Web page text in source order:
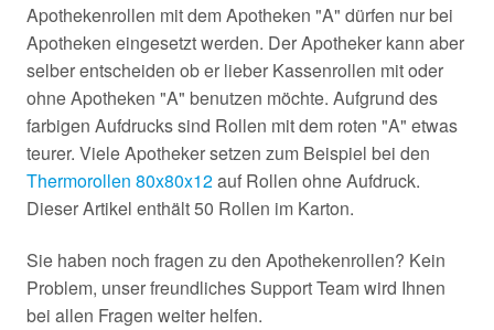
Apothekenrollen mit dem Apotheken "A" dürfen nur bei
Apotheken eingesetzt werden. Der Apotheker kann aber
selber entscheiden ob er lieber Kassenrollen mit oder
ohne Apotheken "A" benutzen möchte. Aufgrund des
farbigen Aufdrucks sind Rollen mit dem roten "A" etwas
teurer. Viele Apotheker setzen zum Beispiel bei den
Thermorollen 80x80x12auf Rollen ohne Aufdruck.
Dieser Artikel enthält 50 Rollen im Karton.
Sie haben noch fragen zu den Apothekenrollen? Kein
Problem, unser freundliches Support Team wird Ihnen
bei allen Fragen weiter helfen.